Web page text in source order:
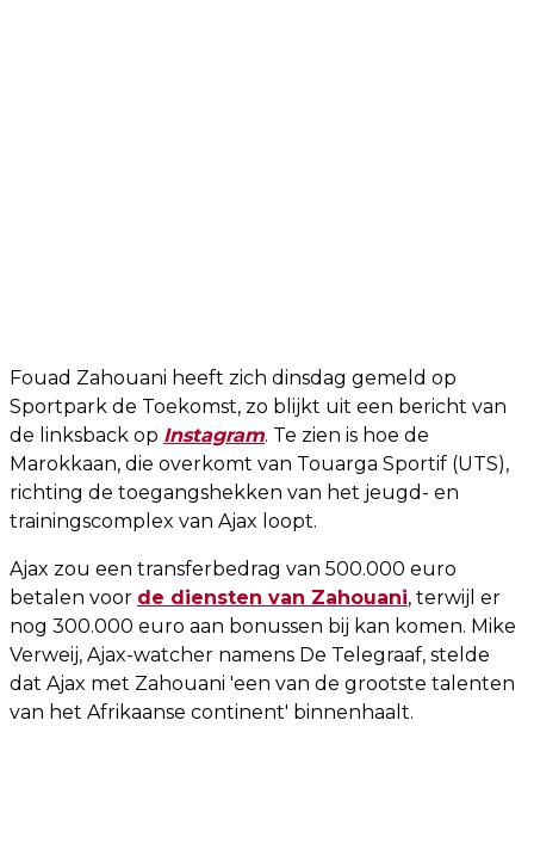
Fouad Zahouani heeft zich dinsdag gemeld op
Sportpark de Toekomst, zo blijkt uit een bericht van
de linksback op Instagram. Te zien is hoe de
Marokkaan, die overkomt van Touarga Sportif (UTS),
richting de toegangshekken van het jeugd- en
trainingscomplex van Ajax loopt.
Ajax zou een transferbedrag van 500.000 euro
betalen voor de diensten van Zahouani, terwijl er
nog 300.000 euro aan bonussen bij kan komen. Mike
Verweij, Ajax-watcher namens De Telegraaf, stelde
dat Ajax met Zahouani 'een van de grootste talenten
van het Afrikaanse continent' binnenhaalt.